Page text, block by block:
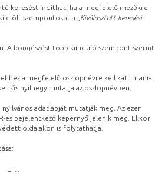
keresést indíthat, ha a megfelelő mezőkre
szempontokat a „ Kiválasztott keresési
A böngészést több kiinduló szempont szerint
a megfelelő oszlopnévre kell kattintania
nyílhegy mutatja az oszlopnévben.
adatlapját mutatják meg. Az ezen
es bejelentkező képernyő jelenik meg. Ekkor
oldalakon is folytathatja.